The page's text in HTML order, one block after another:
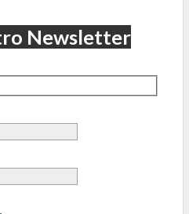
Newsletter